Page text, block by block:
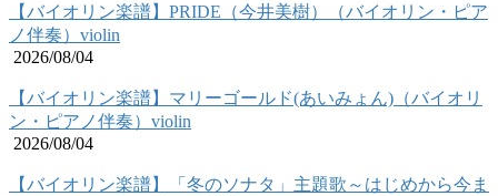
【バイオリン楽譜】PRIDE（今井美樹）（バイオリン・ピア
ノ伴奏）violin
2026/08/04
【バイオリン楽譜】マリーゴールド(あいみょん)（バイオリ
ン・ピアノ伴奏）violin
2026/08/04
【バイオリン楽譜】「冬のソナタ」主題歌～はじめから今ま